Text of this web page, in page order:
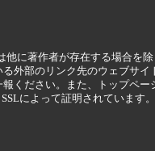
他に著作者が存在する場合を
外部のリンク先のウェブサ
ください。また、トップペ
によって証明されています。